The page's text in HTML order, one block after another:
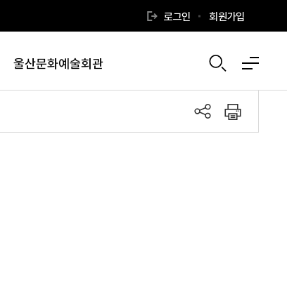
로그인 회원가입
울산문화예술회관